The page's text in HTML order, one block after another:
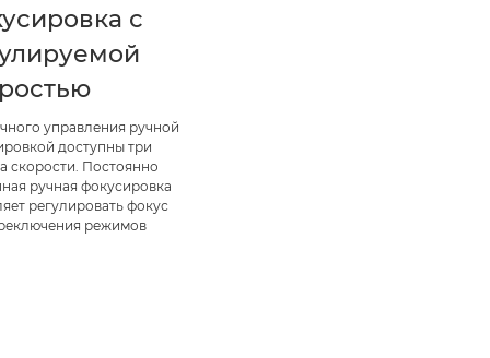
с
управления ручной
доступны три
скорости. Постоянно
ручная фокусировка
регулировать фокус
режимов